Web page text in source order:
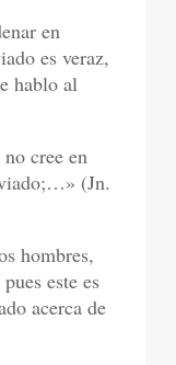
en
es veraz,
hablo al
cree en
(Jn.
hombres,
este es
acerca de